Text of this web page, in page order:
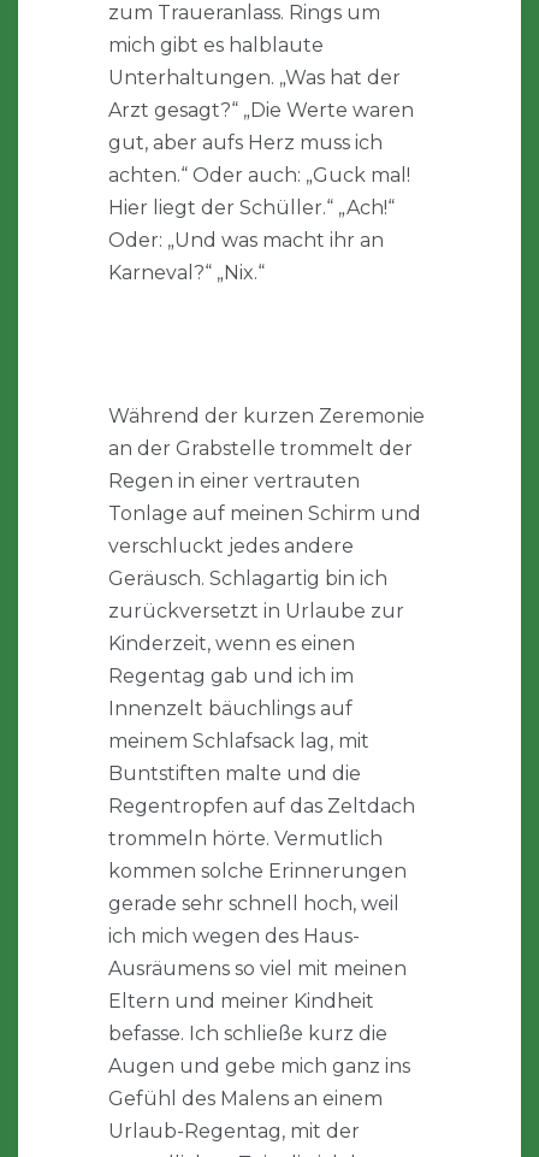
zum Traueranlass. Rings um
mich gibt es halblaute
Unterhaltungen. „Was hat der
Arzt gesagt?“ „Die Werte waren
gut, aber aufs Herz muss ich
achten.“ Oder auch: „Guck mal!
Hier liegt der Schüller.“ „Ach!“
Oder: „Und was macht ihr an
Karneval?“ „Nix.“
Während der kurzen Zeremonie
an der Grabstelle trommelt der
Regen in einer vertrauten
Tonlage auf meinen Schirm und
verschluckt jedes andere
Geräusch. Schlagartig bin ich
zurückversetzt in Urlaube zur
Kinderzeit, wenn es einen
Regentag gab und ich im
Innenzelt bäuchlings auf
meinem Schlafsack lag, mit
Buntstiften malte und die
Regentropfen auf das Zeltdach
trommeln hörte. Vermutlich
kommen solche Erinnerungen
gerade sehr schnell hoch, weil
ich mich wegen des Haus-
Ausräumens so viel mit meinen
Eltern und meiner Kindheit
befasse. Ich schließe kurz die
Augen und gebe mich ganz ins
Gefühl des Malens an einem
Urlaub-Regentag, mit der